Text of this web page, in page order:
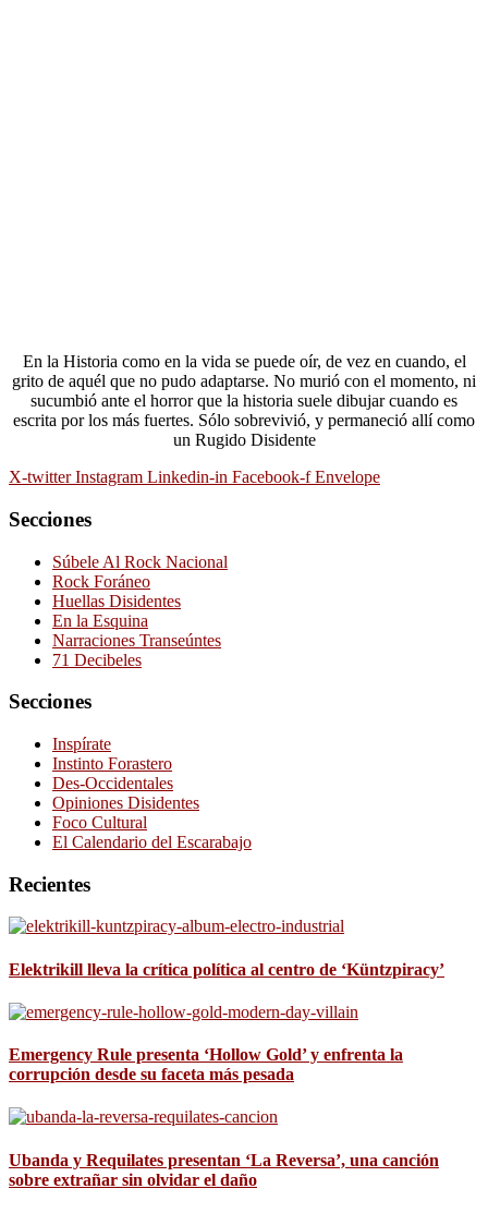
En la Historia como en la vida se puede oír, de vez en cuando, el
grito de aquél que no pudo adaptarse. No murió con el momento, ni
sucumbió ante el horror que la historia suele dibujar cuando es
escrita por los más fuertes. Sólo sobrevivió, y permaneció allí como
un Rugido Disidente
X-twitter Instagram Linkedin-in Facebook-f Envelope
Secciones
Súbele Al Rock Nacional
Rock Foráneo
Huellas Disidentes
En la Esquina
Narraciones Transeúntes
71 Decibeles
Secciones
Inspírate
Instinto Forastero
Des-Occidentales
Opiniones Disidentes
Foco Cultural
El Calendario del Escarabajo
Recientes
Elektrikill lleva la crítica política al centro de ‘Küntzpiracy’
Emergency Rule presenta ‘Hollow Gold’ y enfrenta la
corrupción desde su faceta más pesada
Ubanda y Requilates presentan ‘La Reversa’, una canción
sobre extrañar sin olvidar el daño